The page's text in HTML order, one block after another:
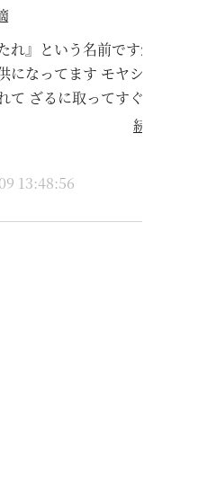
れ』という名前ですが 我が家
ます モヤシを沸騰し
て ざるに取ってすぐお鍋に返
またれ』で和えます ごまを振
続きを読む
13:48:56